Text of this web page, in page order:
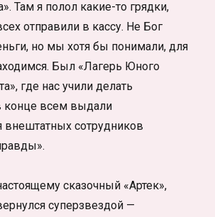
Там я полол какие-то грядки,
отправили в кассу. Не Бог
но мы хотя бы понимали, для
Был «Лагерь Юного
где нас учили делать
конце всем выдали
внештатных сотрудников
сказочный «Артек»,
суперзвездой —